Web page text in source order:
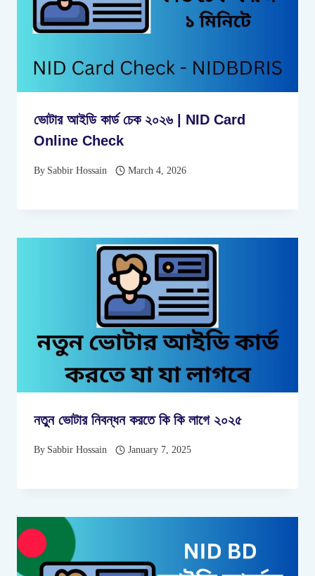
ভোটার আইডি কার্ড চেক ২০২৬ | NID Card
Online Check
By Sabbir Hossain March 4, 2026
নতুন ভোটার নিবন্ধন করতে কি কি লাগে ২০২৫
By Sabbir Hossain January 7, 2025